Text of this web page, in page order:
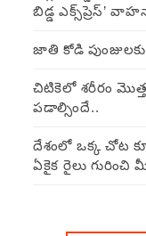
బిడ్డ ఎక్స్‌ప్రెస్’
జాతి కోడి
చిటికెలో శరీరం
పడాల్సిందే..
దేశంలో ఒక్క చోట
ఏకైక రైలు గురించి